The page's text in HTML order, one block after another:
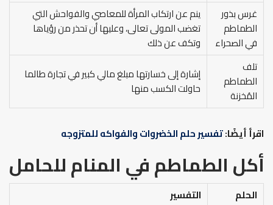
غرس بذور
الطماطم
في الصحراء
ينم عن ارتكاب المرأة للمعاصي والفواحش التي
تغضب المولى تعالى، وعليها أن تحذر من رؤياها
وتكف عن ذلك
تلف
الطماطم
المُخزنة
إشارة إلى خسارتها مبلغ مالي كبير في تجارة طالما
حاولت الكسب منها
اقرأ أيضًا:تفسير حلم الخضروات والفواكه للمتزوجه
أكل الطماطم في المنامللحامل
الحلم
التفسير